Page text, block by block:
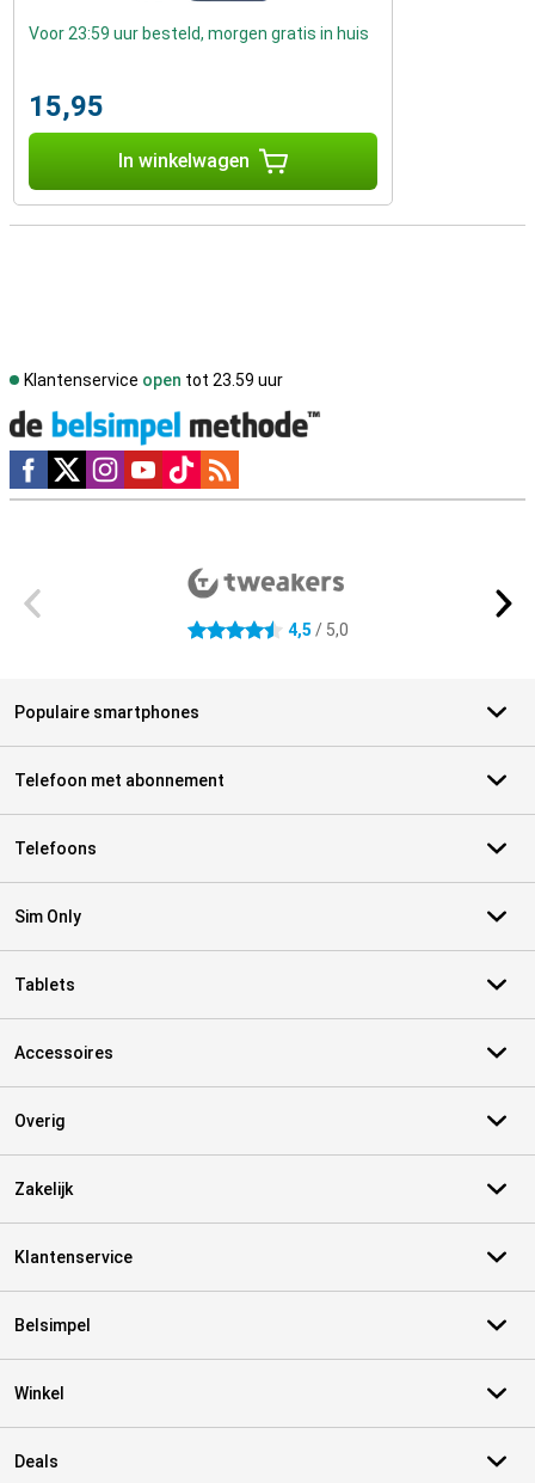
Voor 23:59 uur besteld, morgen gratis in huis
15,95
In winkelwagen
Klantenservice open tot 23.59 uur
Social media
4.5 sterren 4,5 / 5,0
Populaire smartphones
Telefoon met abonnement
Telefoons
Sim Only
Tablets
Accessoires
Overig
Zakelijk
Klantenservice
Belsimpel
Winkel
Deals